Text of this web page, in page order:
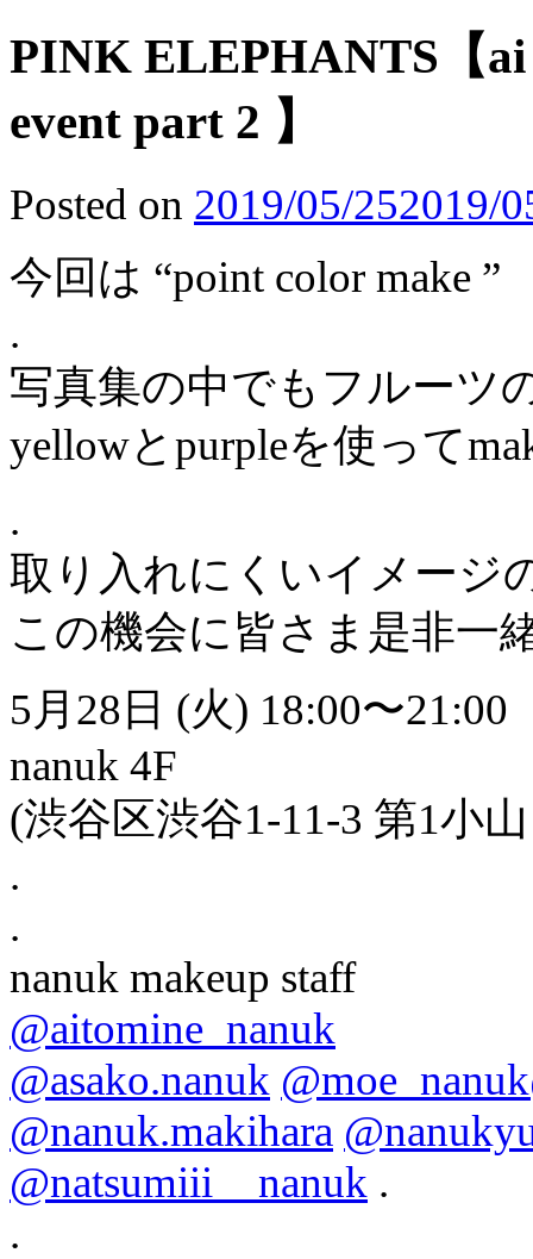
PINK ELEPHANTS【
event part 2 】
Posted on 2019/05/252019/
今回は “point color make ”
.
写真集の中でもフルーツ
yellowとpurpleを使って
.
取り入れにくいイメージ
この機会に皆さま是非一
5月28日 (火) 18:00〜21:00
nanuk 4F
(渋谷区渋谷1-11-3 第1小
.
.
nanuk makeup staff
@aitomine_nanuk
@asako.nanuk @moe_nanuk
@nanuk.makihara
@natsumiii__nanuk .
.